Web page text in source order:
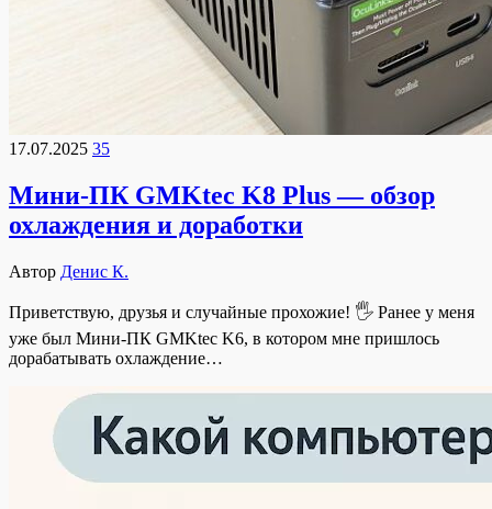
17.07.2025 35
Мини-ПК GMKtec K8 Plus — обзор
охлаждения и доработки
Автор Денис К.
Приветствую, друзья и случайные прохожие! 🖐 Ранее у меня
уже был Мини-ПК GMKtec K6, в котором мне пришлось
дорабатывать охлаждение…